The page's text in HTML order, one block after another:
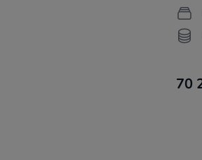
70